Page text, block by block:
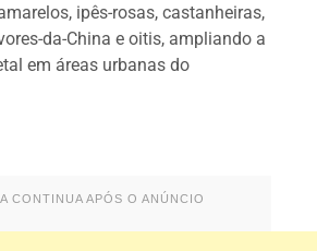
ipês-rosas, castanheiras,
da-China e oitis, ampliando a
em áreas urbanas do
CONTINUA APÓS O ANÚNCIO